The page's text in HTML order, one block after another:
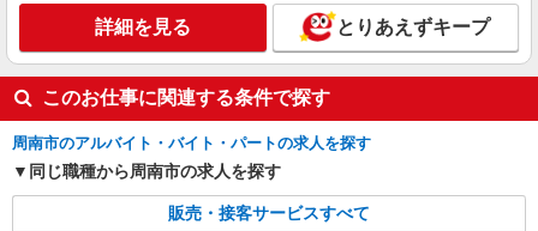
詳細を見る とりあえずキープ
このお仕事に関連する条件で探す
周南市のアルバイト・バイト・パートの求人を探す
同じ職種から周南市の求人を探す
販売・接客サービスすべて